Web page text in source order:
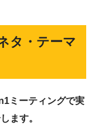
タ・テーマ
ミーティングで実
ます。